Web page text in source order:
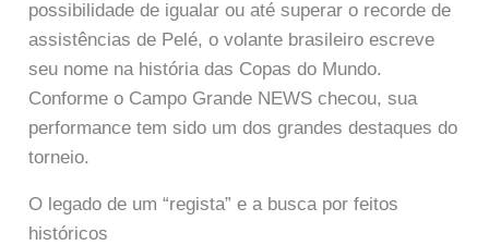
possibilidade de igualar ou até superar o recorde de
assistências de Pelé, o volante brasileiro escreve
seu nome na história das Copas do Mundo.
Conforme o Campo Grande NEWS checou, sua
performance tem sido um dos grandes destaques do
torneio.
O legado de um “regista” e a busca por feitos
históricos